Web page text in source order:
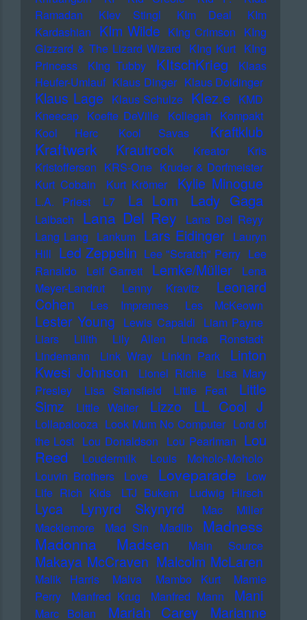
Ramadan
KIev Stingl KIm Deal
KIm
Kardashian KIm Wilde KIng Crimson KIng
Gizzard & The Lizard Wizard KIng Kurt KIng
Princess
KIng Tubby KItschKrieg
Klaas
Heufer-Umlauf Klaus Dinger Klaus Doldinger
Klaus Lage Klaus Schulze Klez.e KMD
Kneecap Koefte DeVille Kollegah Kompakt
Kool Herc
Kool Savas Kraftklub
Kraftwerk Krautrock Kreator
Kris
Kristofferson KRS-One Kruder & Dorfmeister
Kurt Cobain
Kurt Krömer Kylie Minogue
L.A. Priest L7 La Lom Lady Gaga
Laibach Lana Del Rey
Lana Del Reyy
Lang Lang Lankum Lars Eidinger Lauryn
Hill Led Zeppelin Lee "Scratch" Perry Lee
Ranaldo
Leif Garrett Lemke/Müller
Lena
Meyer-Landrut
Lenny Kravitz
Leonard
Cohen
Les Impremes Les McKeown
Lester Young Lewis Capaldi Liam Payne
Liars
Lilith Lily Allen
Linda Ronstadt
Lindemann
Link Wray Linkin Park
Linton
Kwesi Johnson
Lionel Richie
Lisa Mary
Presley
Lisa Stansfield Little Feat
Little
Simz
Little Walter Lizzo LL Cool J
Lollapalooza Look Mum No Computer Lord of
the Lost Lou Donaldson Lou Pearlman Lou
Reed
Loudermilk
Louis Moholo-Moholo
Louvin Brothers
Love Loveparade
Low
Life Rich Kids
LTJ Bukem Ludwig Hirsch
Lyca Lynyrd Skynyrd
Mac Miller
Macklemore
Mad Sin Madlib
Madness
Madonna
Madsen Main Source
Makaya McCraven Malcolm McLaren
Malik Harris Malva Mambo Kurt
Mamie
Perry
Manfred Krug Manfred Mann Mani
Marc Bolan Mariah Carey
Marianne